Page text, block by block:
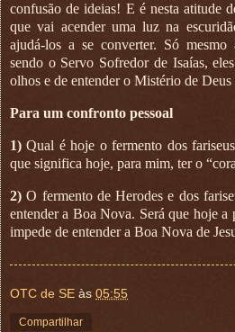
confusão de ideias! E é nesta atitude
que vai acender uma luz na
ajudá-los a se converter. Só mesmo
sendo o Servo Sofredor de Isaías,
olhos e de entender o Mistério de Deus
Para um confronto pessoal
1) Qual é hoje o fermento dos
que significa hoje, para mim, ter o
2) O fermento de Herodes e dos
entender a Boa Nova. Será que hoje a
impede de entender a Boa Nova de
OTC de SE às 05:55
Compartilhar